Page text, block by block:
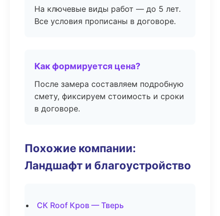
На ключевые виды работ — до 5 лет.
Все условия прописаны в договоре.
Как формируется цена?
После замера составляем подробную
смету, фиксируем стоимость и сроки
в договоре.
Похожие компании:
Ландшафт и благоустройство
СК Roof Кров — Тверь